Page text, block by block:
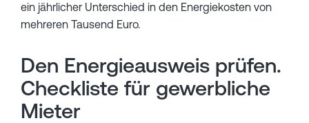
ein jährlicher Unterschied in den Energiekosten von
mehreren Tausend Euro.
Den Energieausweis prüfen.
Checkliste für gewerbliche
Mieter